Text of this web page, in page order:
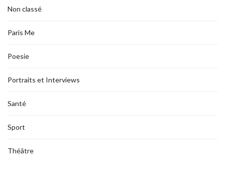
Non classé
Paris Me
Poesie
Portraits et Interviews
Santé
Sport
Théâtre